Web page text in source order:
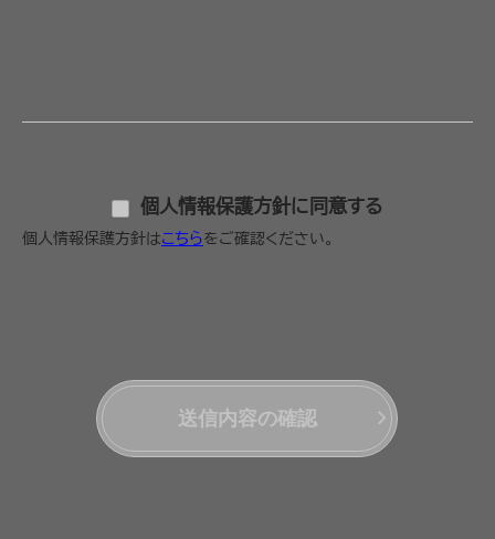
個人情報保護方針に同意する
個人情報保護方針はこちらをご確認ください。
送信内容の確認